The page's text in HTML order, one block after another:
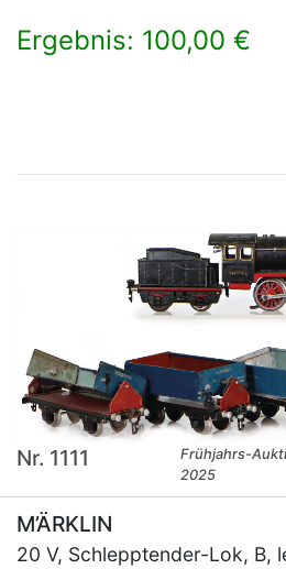
Ergebnis: 100,00 €
Nr. 1111
Frühjahrs-
2025
M’ÄRKLIN
20 V, Schlepptender-Lok, B,